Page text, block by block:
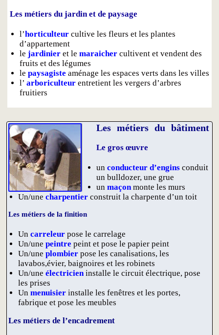
Les métiers du jardin et de paysage
l’horticulteur cultive les fleurs et les plantes
d’appartement
le jardinier et le maraicher cultivent et vendent des
fruits et des légumes
le paysagiste aménage les espaces verts dans les villes
l’ arboriculteur entretient les vergers d’arbres
fruitiers
Les métiers du bâtiment
Le gros œuvre
un conducteur d’engins conduit
un bulldozer, une grue
un maçon monte les murs
Un/une charpentier construit la charpente d’un toit
Les métiers de la finition
Un carreleur pose le carrelage
Un/une peintre peint et pose le papier peint
Un/une plombier pose les canalisations, les
lavabos,évier, baignoires et les robinets
Un/une électricien installe le circuit électrique, pose
les prises
Un menuisier installe les fenêtres et les portes,
fabrique et pose les meubles
Les métiers de l’encadrement